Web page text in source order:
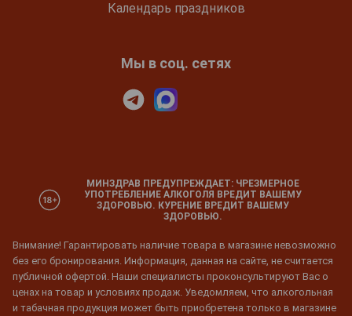
Календарь праздников
Мы в соц. сетях
МИНЗДРАВ ПРЕДУПРЕЖДАЕТ: ЧРЕЗМЕРНОЕ
УПОТРЕБЛЕНИЕ АЛКОГОЛЯ ВРЕДИТ ВАШЕМУ
ЗДОРОВЬЮ. КУРЕНИЕ ВРЕДИТ ВАШЕМУ
ЗДОРОВЬЮ.
Внимание! Гарантировать наличие товара в магазине невозможно
без его бронирования. Информация, данная на сайте, не считается
публичной офертой. Наши специалисты проконсультируют Вас о
ценах на товар и условиях продаж. Уведомляем, что алкогольная
и табачная продукция может быть приобретена только в магазине